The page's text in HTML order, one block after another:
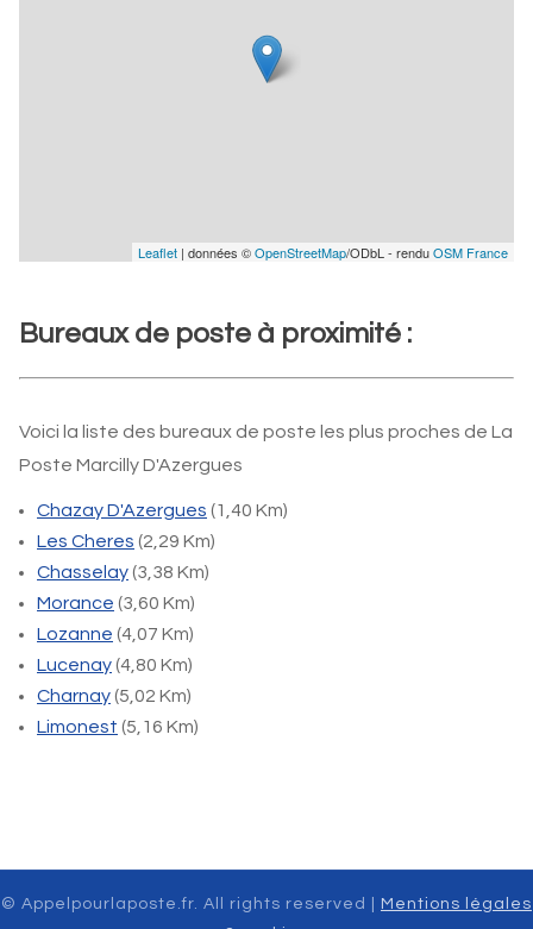
Leaflet | données ©OpenStreetMap/ODbL - renduOSM France
Bureaux de poste à proximité :
Voici la liste des bureaux de poste les plus proches de La
Poste Marcilly D'Azergues
Chazay D'Azergues (1,40 Km)
Les Cheres (2,29 Km)
Chasselay(3,38 Km)
Morance (3,60 Km)
Lozanne (4,07 Km)
Lucenay(4,80 Km)
Charnay(5,02 Km)
Limonest (5,16 Km)
© Appelpourlaposte.fr. All rights reserved |
Mentions légales